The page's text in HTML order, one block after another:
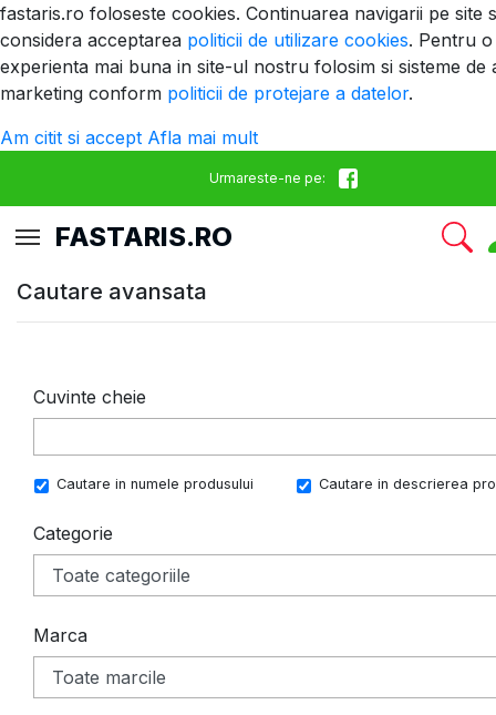
fastaris.ro foloseste cookies. Continuarea navigarii pe site
considera acceptarea politicii de utilizare cookies. Pentru o
experienta mai buna in site-ul nostru folosim si sisteme de
marketing conform politicii de protejare a datelor.
Am citit si accept Afla mai mult
Urmareste-ne pe:
Toggle navigation
FASTARIS.RO
Cautare avansata
Cuvinte cheie
Cautare in numele produsului Cautare in descrierea
Categorie
Marca